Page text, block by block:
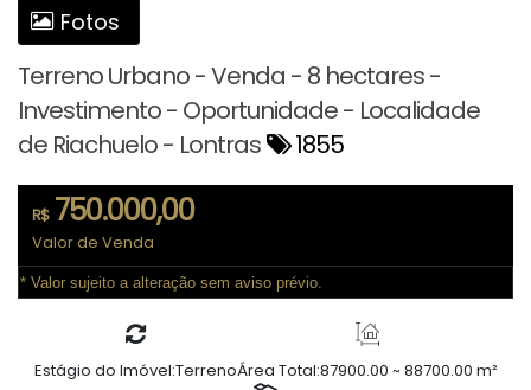
Fotos
Terreno Urbano - Venda - 8 hectares -
Investimento - Oportunidade - Localidade
de Riachuelo - Lontras
1855
R$750.000,00
Valor de Venda
* Valor sujeito a alteração sem aviso prévio.
Estágio do Imóvel:TerrenoÁrea Total:87900.00 ~ 88700.00 m²